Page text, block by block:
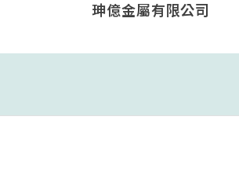
珅億金屬有限公司